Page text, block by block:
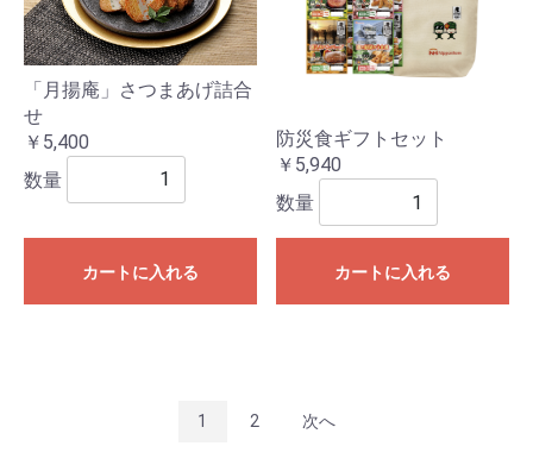
「月揚庵」さつまあげ詰合
せ
￥5,400
数量
カートに入れる
防災食ギフトセット
￥5,940
数量
カートに入れる
1 2 次へ